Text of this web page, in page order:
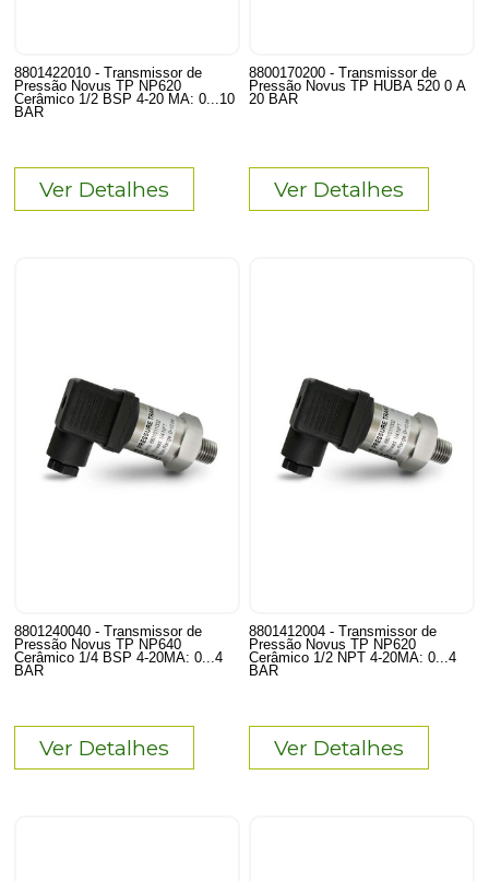
8801422010 - Transmissor de
Pressão Novus TP NP620
Cerâmico 1/2 BSP 4-20 MA: 0...10
BAR
Ver Detalhes
8800170200 - Transmissor de
Pressão Novus TP HUBA 520 0 A
20 BAR
Ver Detalhes
8801240040 - Transmissor de
Pressão Novus TP NP640
Cerâmico 1/4 BSP 4-20MA: 0...4
BAR
Ver Detalhes
8801412004 - Transmissor de
Pressão Novus TP NP620
Cerâmico 1/2 NPT 4-20MA: 0...4
BAR
Ver Detalhes